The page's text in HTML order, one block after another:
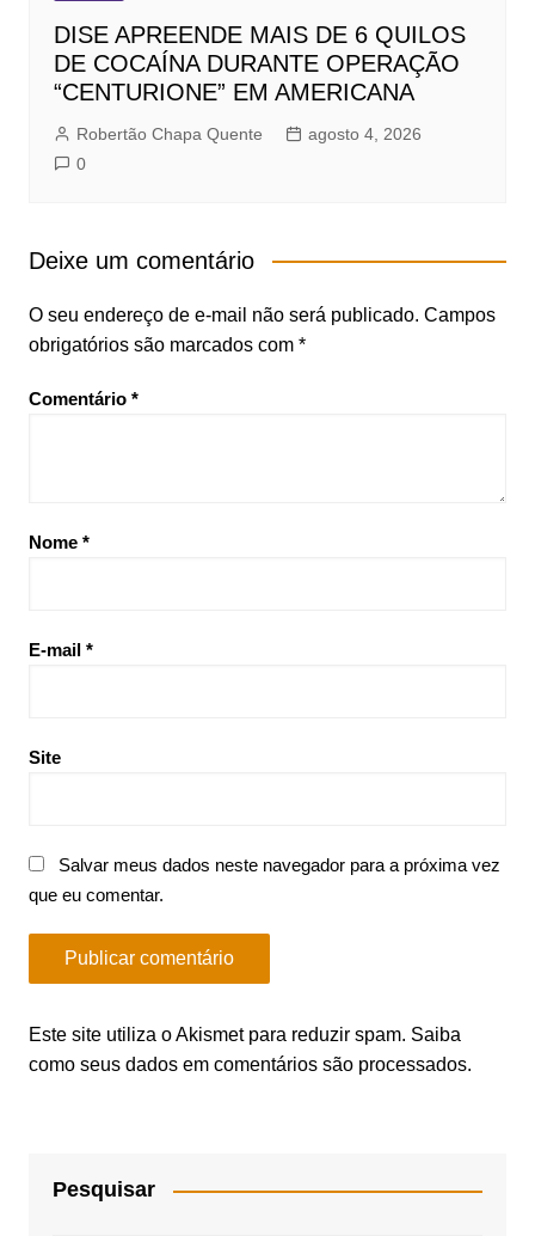
DISE APREENDE MAIS DE 6 QUILOS
DE COCAÍNA DURANTE OPERAÇÃO
“CENTURIONE” EM AMERICANA
Robertão Chapa Quente
agosto 4, 2026
0
Deixe um comentário
O seu endereço de e-mail não será publicado. Campos
obrigatórios são marcados com *
Comentário *
Nome *
E-mail *
Site
Salvar meus dados neste navegador para a próxima vez
que eu comentar.
Este site utiliza o Akismet para reduzir spam. Saiba
como seus dados em comentários são processados.
Pesquisar